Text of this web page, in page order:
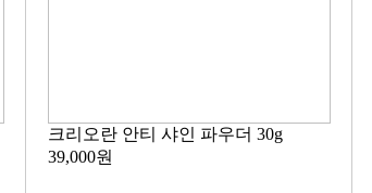
크리오란 안티 샤인 파우더 30g
39,000원